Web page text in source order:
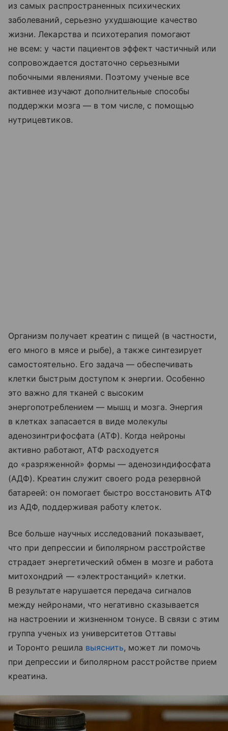
из самых распространенных психических
заболеваний, серьезно ухудшающие качество
жизни. Лекарства и психотерапия помогают
не всем: у части пациентов эффект частичный или
сопровождается достаточно серьезными
побочными явлениями. Поэтому ученые все
активнее изучают дополнительные способы
поддержки мозга — в том числе, с помощью
нутрицевтиков.
Организм получает креатин с пищей (в частности,
его много в мясе и рыбе), а также синтезирует
самостоятельно. Его задача — обеспечивать
клетки быстрым доступом к энергии. Особенно
это важно для тканей с высоким
энергопотреблением — мышц и мозга. Энергия
в клетках запасается в виде молекулы
аденозинтрифосфата (АТФ). Когда нейроны
активно работают, АТФ расходуется
до «разряженной» формы — аденозиндифосфата
(АДФ). Креатин служит своего рода резервной
батареей: он помогает быстро восстановить АТФ
из АДФ, поддерживая работу клеток.
Все больше научных исследований показывает,
что при депрессии и биполярном расстройстве
страдает энергетический обмен в мозге и работа
митохондрий — «электростанций» клетки.
В результате нарушается передача сигналов
между нейронами, что негативно сказывается
на настроении и жизненном тонусе. В связи с этим
группа ученых из университетов Оттавы
и Торонто решила выяснить, может ли помочь
при депрессии и биполярном расстройстве прием
креатина.